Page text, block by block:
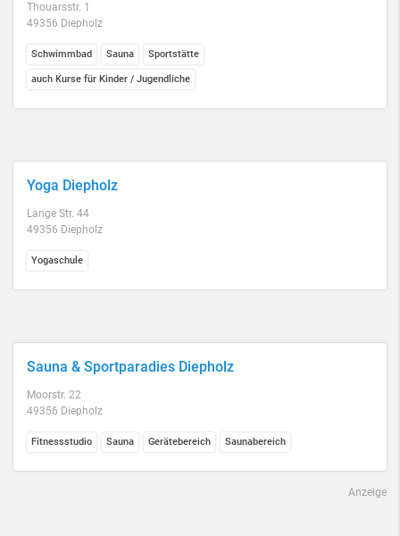
Thouarsstr. 1
49356 Diepholz
Schwimmbad Sauna Sportstätte
auch Kurse für Kinder / Jugendliche
Yoga Diepholz
Lange Str. 44
49356 Diepholz
Yogaschule
Sauna & Sportparadies Diepholz
Moorstr. 22
49356 Diepholz
Fitnessstudio Sauna Gerätebereich Saunabereich
Anzeige